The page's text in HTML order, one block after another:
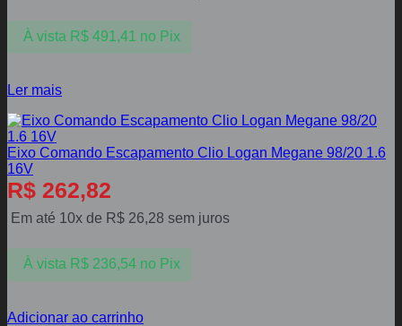
À vista R$491,41 no Pix
Ler mais
Eixo Comando Escapamento Clio Logan Megane 98/20 1.6
16V
R$ 262,82
Em até 10x de R$ 26,28 sem juros
À vista R$236,54 no Pix
Adicionar ao carrinho